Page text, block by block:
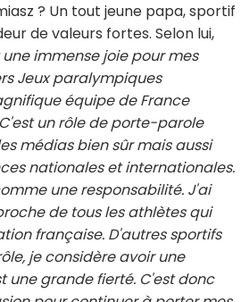
? Un tout jeune papa, sportif
de valeurs fortes. Selon lui,
immense joie pour mes
Jeux paralympiques
équipe de France
un rôle de porte-parole
médias bien sûr mais aussi
nationales et internationales.
une responsabilité. J'ai
de tous les athlètes qui
française. D'autres sportifs
je considère avoir une
une grande fierté. C'est donc